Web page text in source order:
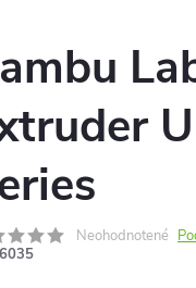
Neohodnotené
6035